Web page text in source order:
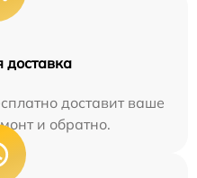
доставка
доставит ваше
и обратно.